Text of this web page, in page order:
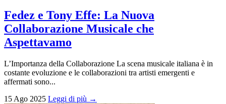
Fedez e Tony Effe: La Nuova
Collaborazione Musicale che
Aspettavamo
L’Importanza della Collaborazione La scena musicale italiana è in
costante evoluzione e le collaborazioni tra artisti emergenti e
affermati sono...
15 Ago 2025 Leggi di più →